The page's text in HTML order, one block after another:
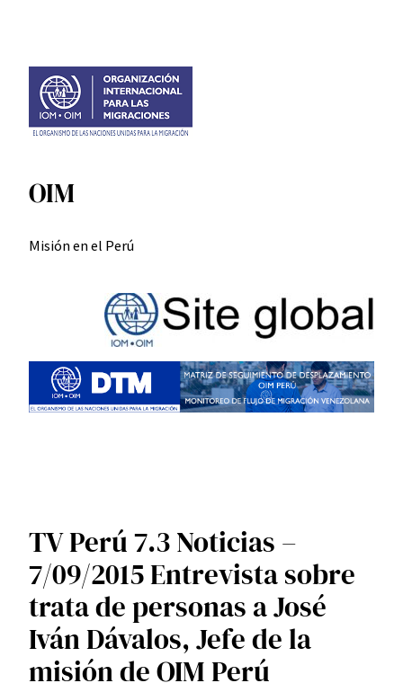
content
OIM
Misión en el Perú
TV Perú 7.3 Noticias –
7/09/2015 Entrevista sobre
trata de personas a José
Iván Dávalos, Jefe de la
misión de OIM Perú